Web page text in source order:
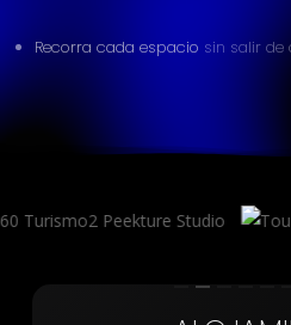
Recorra cada espacio sin salir de